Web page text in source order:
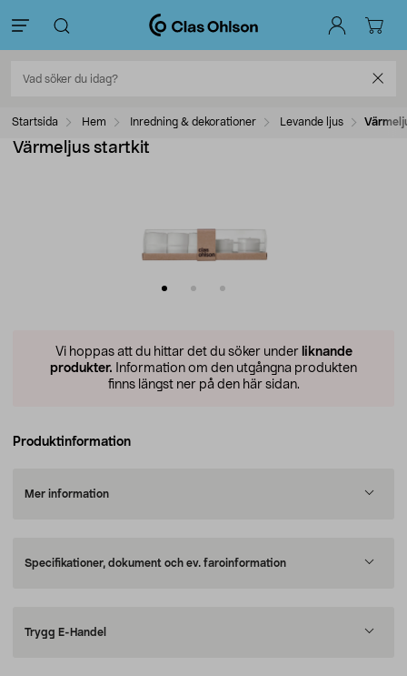
Startsida Hem Inredning & dekorationer Levande ljus
Värmeljus startkit
Vi hoppas att du hittar det du söker under liknande
produkter. Information om den utgångna produkten
finns längst ner på den här sidan.
Produktinformation
Mer information
Specifikationer, dokument och ev. faroinformation
Trygg E-Handel